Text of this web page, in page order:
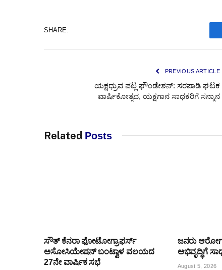
SHARE.
PREVIOUS ARTICLE
ಯಕ್ಷಧ್ರುವ ಪಟ್ಲ ಫೌಂಡೇಶನ್: ಸರಪಾಡಿ ಘಟಕ
ವಾರ್ಷಿಕೋತ್ಸವ, ಯಕ್ಷಗಾನ ಸಾಧಕರಿಗೆ ಸನ್ಮಾನ
Related Posts
ಸೌತ್ ಕೆನರಾ ಫೋಟೋಗ್ರಾಫರ್ಸ್
ಅಸೋಸಿಯೇಷನ್ ಬಂಟ್ವಾಳ ವಲಯದ
27ನೇ ವಾರ್ಷಿಕ ಸಭೆ
ಜನರು
ಅಭಿವೃದ್ಧಿಗೆ
August 5, 2026